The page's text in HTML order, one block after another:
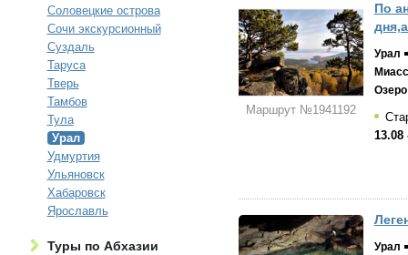
Соловецкие острова
Сочи экскурсионный
Суздаль
Таруса
Тверь
Тамбов
Тула
Урал
Удмуртия
Ульяновск
Хабаровск
Ярославль
Туры по Абхазии
Маршрут №1941192
По
Урал
Миасс
13.08
Урал